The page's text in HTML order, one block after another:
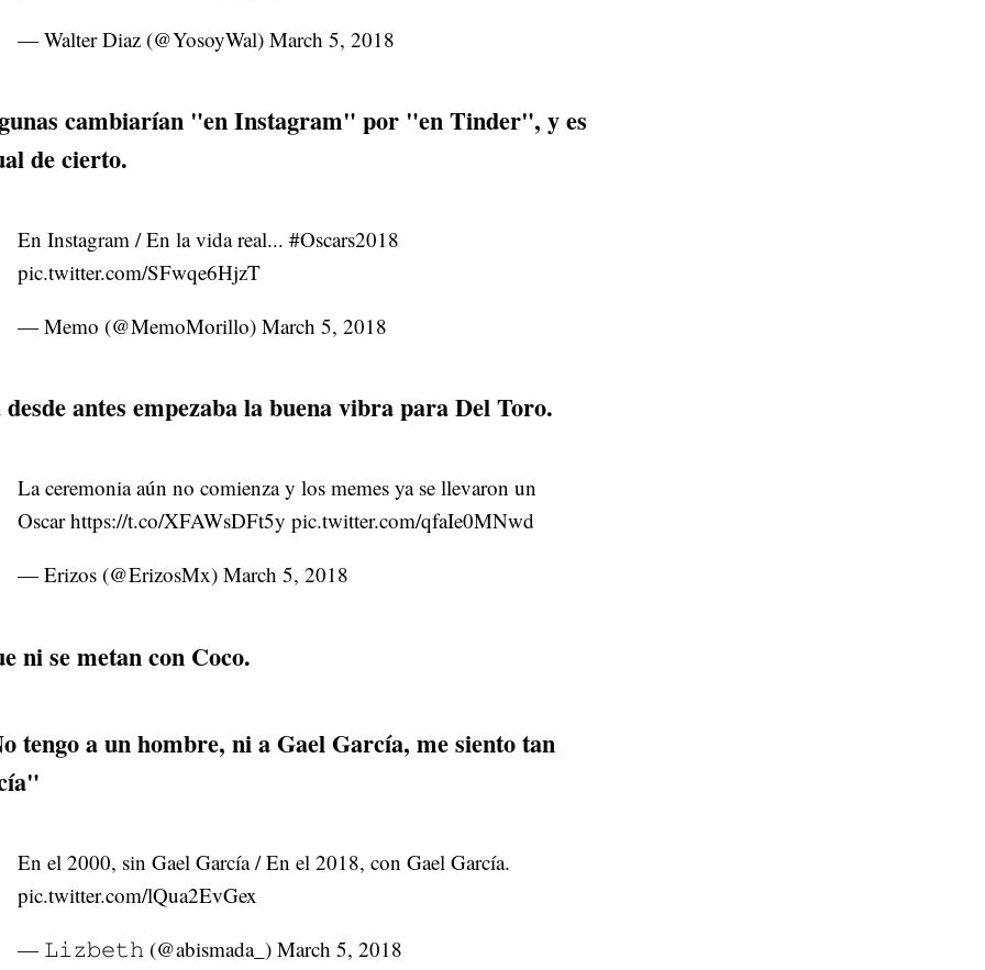
— Walter Diaz (@YosoyWal) March 5, 2018
cambiarían "en Instagram" por "en Tinder", y es
de cierto.
En Instagram / En la vida real... #Oscars2018
pic.twitter.com/SFwqe6HjzT
— Memo (@MemoMorillo) March 5, 2018
desde antes empezaba la buena vibra para Del Toro.
La ceremonia aún no comienza y los memes ya se llevaron un
Oscarhttps://t.co/XFAWsDFt5y pic.twitter.com/qfaIe0MNwd
— Erizos (@ErizosMx) March 5, 2018
ni se metan con Coco.
tengo a un hombre, ni a Gael García, me siento tan
En el 2000, sin Gael García / En el 2018, con Gael García.
pic.twitter.com/lQua2EvGex
— 𝙻𝚒𝚣𝚋𝚎𝚝𝚑 (@abismada_) March 5, 2018